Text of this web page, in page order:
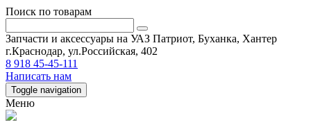
Поиск по товарам
Запчасти и аксессуары на УАЗ Патриот, Буханка, Хантер
г.Краснодар, ул.Российская, 402
8 918 45-45-111
Написать нам
Toggle navigation
Меню